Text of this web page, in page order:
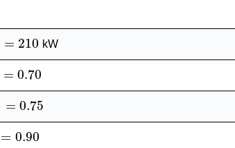
= 210 kW
= 0.70
= 0.75
= 0.90